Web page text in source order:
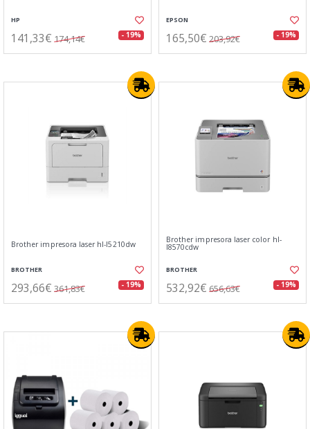
HP
141,33€ 174,14€ - 19%
EPSON
165,50€ 203,92€ - 19%
Brother impresora laser hl-l5210dw
BROTHER
293,66€ 361,83€ - 19%
Brother impresora laser color hl-
l8570cdw
BROTHER
532,92€ 656,63€ - 19%